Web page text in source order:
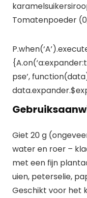
Tomatenpoeder
pse’,
Giet 20 g
water en roer –
met een fijn
uien, peterselie,
Geschikt voor het